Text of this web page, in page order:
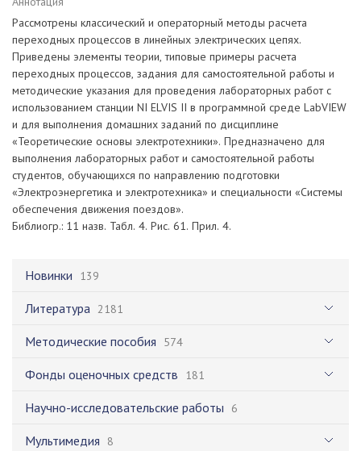
Новинки 139
Литература 2181
Методические пособия 574
Фонды оценочных средств 181
Научно-исследовательские работы 6
Мультимедия 8
Рассмотрены классический и операторный методы расчета
переходных процессов в линейных электрических цепях.
Приведены элементы теории, типовые примеры расчета
переходных процессов, задания для самостоятельной работы и
методические указания для проведения лабораторных работ с
использованием станции NI ELVIS II в программной среде LabVIEW
и для выполнения домашних заданий по дисциплине
«Теоретические основы электротехники». Предназначено для
выполнения лабораторных работ и самостоятельной работы
студентов, обучающихся по направлению подготовки
«Электроэнергетика и электротехника» и специальности «Системы
обеспечения движения поездов».
Библиогр.: 11 назв. Табл. 4. Рис. 61. Прил. 4.